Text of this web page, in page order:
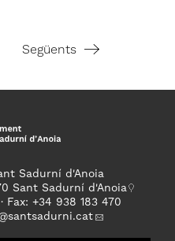
Següents
Sadurní d'Anoia
Sant Sadurní d'Anoia
· Fax: +34 938 183 470